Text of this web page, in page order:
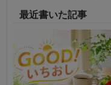
最近書いた記事